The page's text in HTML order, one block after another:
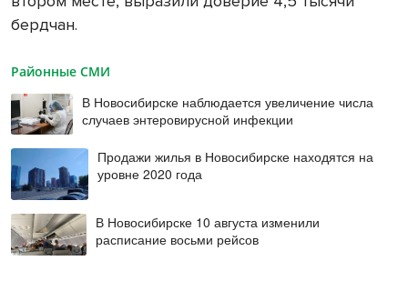
бердчан.
Районные СМИ
В Новосибирске наблюдается увеличение числа
случаев энтеровирусной инфекции
Продажи жилья в Новосибирске находятся на
уровне 2020 года
В Новосибирске 10 августа изменили
расписание восьми рейсов